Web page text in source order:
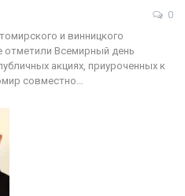
0
и винницкого
отметили Всемирный день
акциях, приуроченных к
совместно…